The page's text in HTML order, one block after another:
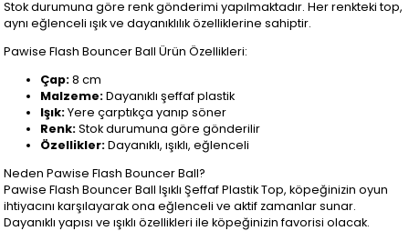
Stok durumuna göre renk gönderimi yapılmaktadır. Her renkteki top,
aynı eğlenceli ışık ve dayanıklılık özelliklerine sahiptir.
Pawise Flash Bouncer Ball Ürün Özellikleri:
Çap:8 cm
Malzeme:Dayanıklı şeffaf plastik
Işık:Yere çarptıkça yanıp söner
Renk:Stok durumuna göre gönderilir
Özellikler:Dayanıklı, ışıklı, eğlenceli
Neden Pawise Flash Bouncer Ball?
Pawise Flash Bouncer Ball Işıklı Şeffaf Plastik Top, köpeğinizin oyun
ihtiyacını karşılayarak ona eğlenceli ve aktif zamanlar sunar.
Dayanıklı yapısı ve ışıklı özellikleri ile köpeğinizin favorisi olacak.